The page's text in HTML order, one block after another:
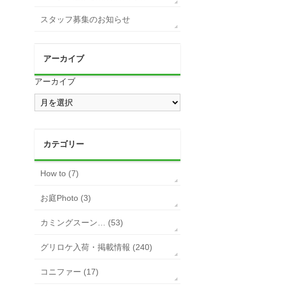
スタッフ募集のお知らせ
アーカイブ
アーカイブ
カテゴリー
How to (7)
お庭Photo (3)
カミングスーン… (53)
グリロケ入荷・掲載情報 (240)
コニファー (17)